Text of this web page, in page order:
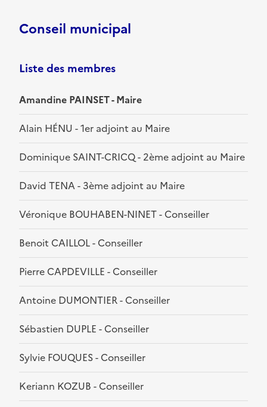
Conseil municipal
Liste des membres
Amandine PAINSET - Maire
Alain HÉNU - 1er adjoint au Maire
Dominique SAINT-CRICQ - 2ème adjoint au Maire
David TENA - 3ème adjoint au Maire
Véronique BOUHABEN-NINET - Conseiller
Benoit CAILLOL - Conseiller
Pierre CAPDEVILLE - Conseiller
Antoine DUMONTIER - Conseiller
Sébastien DUPLE - Conseiller
Sylvie FOUQUES - Conseiller
Keriann KOZUB - Conseiller